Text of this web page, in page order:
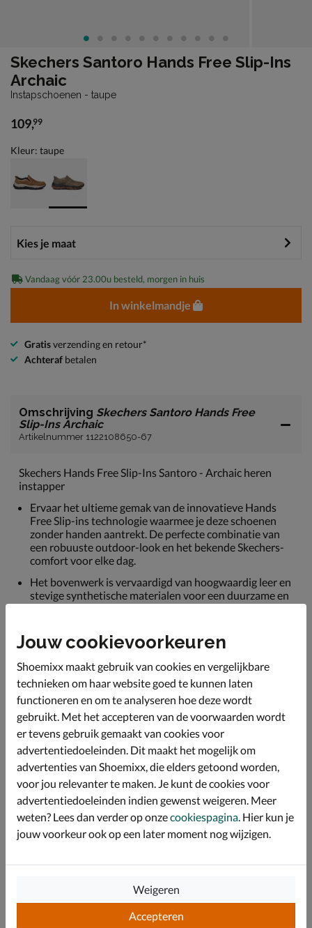
Skechers Santoro Hands Free Slip-Ins
Archaic
Instapschoenen - taupe
€ 109,99
109,99
Kleur: taupe
Vandaag vóór 23.00u besteld, morgen in huis
In winkelmandje
Gratisverzending en retour*
Achteraf betalen
Omschrijving Skechers Santoro Hands Free
Slip-Ins Archaic
Artikelnummer 1122108650-67
Skechers Hands Free Slip-Ins Santoro - Archaic heren
instapper
Ervaar het ultieme gemak van de innovatieve Hands
Free Slip-ins technologie waarmee je deze schoenen
zonder handen aantrekt. De perfecte combinatie van
een robuuste outdoor-look en het bekende Skechers-
comfort voor elke dag.
Het bovenwerk is vervaardigd van hoogwaardig leer en
stevige synthetische materialen voor een duurzame en
De binnenzijde is bekleed met zacht textiel dat zorgt
voet. De ingebouwde schoenlepel en dikke Heel Pillow
maken de innovatieve Hands Free Slip-In technologie
mogelijk.
Het Air-Cooled Memory Foam voetbed biedt directe
demping en vormt zich naar de contouren van je voet
voor een persoonlijke pasvorm. De toevoeging van
houtskool in de zool helpt effectief om nare geurtjes te
neutraliseren en je voeten fris te houden.
De Goodyear® Performance buitenzool levert
superieure tractie, stabiliteit en duurzaamheid op
verschillende ondergronden. Dit hoogwaardige rubber
zorgt voor een veilige grip, ongeacht het terrein of de
De exclusieve Heel Pillow houdt je voet stevig op zijn
comfort bij de tenen. Daarnaast biedt de Memory Arch
ondersteuning specifiek gericht op de voetboog voor
een optimale loopervaring.
Jouw cookievoorkeuren
Shoemixx maakt gebruik van cookies en vergelijkbare
technieken om haar website goed te kunnen laten
functioneren en om te analyseren hoe deze wordt
gebruikt. Met het accepteren van de voorwaarden wordt
er tevens gebruik gemaakt van cookies voor
advertentiedoeleinden. Dit maakt het mogelijk om
advertenties van Shoemixx, die elders getoond worden,
voor jou relevanter te maken. Je kunt de cookies voor
advertentiedoeleinden indien gewenst weigeren. Meer
weten? Lees dan verder op onzecookiespagina . Hier kun je
jouw voorkeur ook op een later moment nog wijzigen.
Accepteren
Weigeren